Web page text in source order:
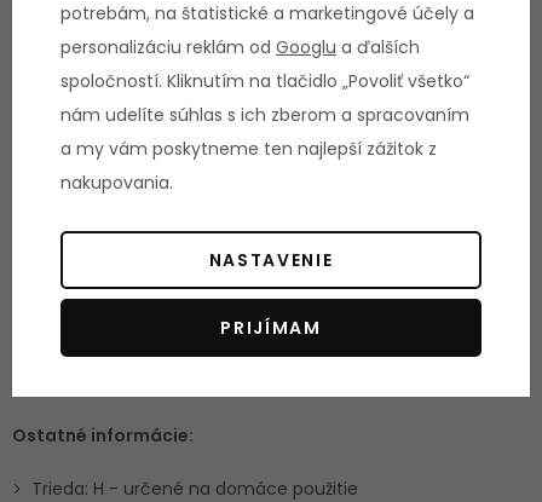
Technické parametre:
Adaptér je možné dokúpiť k lavici BH FITNESS Olympic Rack
G510
Stabilná a robustná konštrukcia pokrytá práškovou farbou,
odolnou voči potu a oderu
Regulácia výšky opierky
Adaptér s reťazou na posilňovanie bicepsov
Nakladací tŕň na olympijské kotúče (50 mm)
Poťah vyrobený z odolnej syntetickej kože
Ostatné informácie:
Trieda: H - určené na domáce použitie
potrebám, na štatistické a marketingové účely a
personalizáciu reklám od Googlu a ďalších
spoločností. Kliknutím na tlačidlo „Povoliť všetko“
nám udelíte súhlas s ich zberom a spracovaním
a my vám poskytneme ten najlepší zážitok z
nakupovania.
NASTAVENIE
PRIJÍMAM